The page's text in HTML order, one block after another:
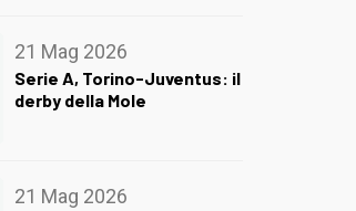
21 Mag 2026
Serie A, Torino-Juventus: il
derby della Mole
21 Mag 2026